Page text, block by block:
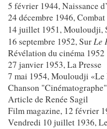
5 février 1944, Naissance
24 décembre 1946,
14 juillet 1951, Mouloudji,
16 septembre 1952, SurLe
Révélation du cinéma 1952
27 janvier 1953, La Presse
7 mai 1954, Mouloudji «Le
Chanson "Cinématographe"
Article de Renée Sagil
Film magazine, 12 février
Vendredi 10 juillet 1936,